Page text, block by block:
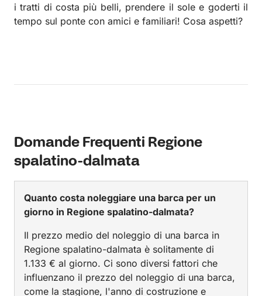
i tratti di costa più belli, prendere il sole e goderti il
tempo sul ponte con amici e familiari! Cosa aspetti?
Domande Frequenti Regione
spalatino-dalmata
Quanto costa noleggiare una barca per un
giorno in Regione spalatino-dalmata?
Il prezzo medio del noleggio di una barca in
Regione spalatino-dalmata è solitamente di
1.133 € al giorno. Ci sono diversi fattori che
influenzano il prezzo del noleggio di una barca,
come la stagione, l'anno di costruzione e